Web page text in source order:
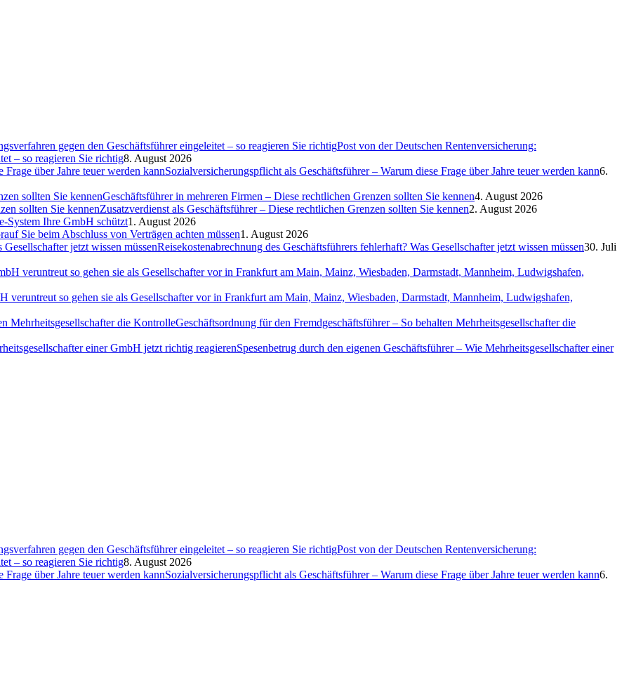
Post von der Deutschen Rentenversicherung:
– so reagieren Sie richtig8. August 2026
Sozialversicherungspflicht als Geschäftsführer – Warum diese Frage über Jahre teuer werden kann6.
Geschäftsführer in mehreren Firmen – Diese rechtlichen Grenzen sollten Sie kennen4. August 2026
Zusatzverdienst als Geschäftsführer – Diese rechtlichen Grenzen sollten Sie kennen2. August 2026
System Ihre GmbH schützt1. August 2026
Sie beim Abschluss von Verträgen achten müssen1. August 2026
Reisekostenabrechnung des Geschäftsführers fehlerhaft? Was Gesellschafter jetzt wissen müssen30. Juli
veruntreut so gehen sie als Gesellschafter vor in Frankfurt am Main, Mainz, Wiesbaden, Darmstadt, Mannheim, Ludwigshafen,
Geschäftsordnung für den Fremdgeschäftsführer – So behalten Mehrheitsgesellschafter die
Spesenbetrug durch den eigenen Geschäftsführer – Wie Mehrheitsgesellschafter einer
Post von der Deutschen Rentenversicherung:
– so reagieren Sie richtig8. August 2026
Sozialversicherungspflicht als Geschäftsführer – Warum diese Frage über Jahre teuer werden kann6.